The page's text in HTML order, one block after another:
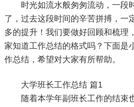
时光如流水般匆匆流动，一段
了，过去这段时间的辛苦拼搏，一
多的提升！我们要做好回顾和梳理
家知道工作总结的格式吗？下面是
作总结，希望对大家有所帮助。
大学班长工作总结 篇1
随着本学年副班长工作的结束